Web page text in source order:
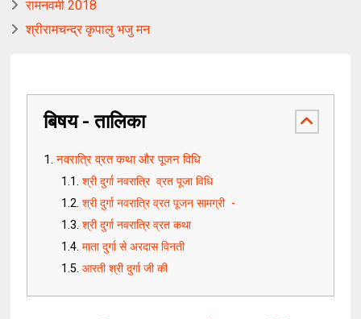
रामनवमी 2018
श्रीरामचन्द्र कृपालु भजु मन
बिषय - तालिका
नवरात्रि व्रत कथा और पूजन विधि
श्री दुर्गा नवरात्रि व्रत पूजा विधि
श्री दुर्गा नवरात्रि व्रत पूजन सामग्री -
श्री दुर्गा नवरात्रि व्रत कथा
माता दुर्गा से अरदास विनती
आरती श्री दुर्गा जी की